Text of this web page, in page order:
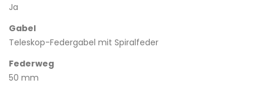
Ja
Gabel
Teleskop-Federgabel mit Spiralfeder
Federweg
50 mm